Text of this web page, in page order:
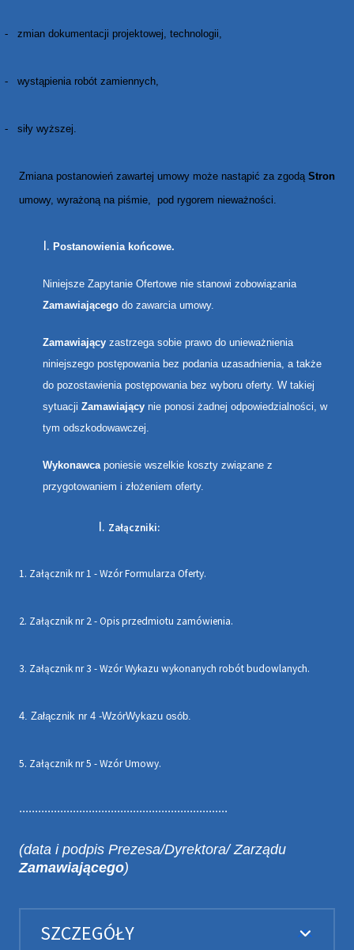
- zmian dokumentacji projektowej, technologii,
- wystąpienia robót zamiennych,
- siły wyższej.
Zmiana postanowień zawartej umowy może nastąpić za zgodą Stron
umowy, wyrażoną na piśmie, pod rygorem nieważności.
Postanowienia końcowe.
Niniejsze Zapytanie Ofertowe nie stanowi zobowiązania
Zamawiającego do zawarcia umowy.
Zamawiający zastrzega sobie prawo do unieważnienia
niniejszego postępowania bez podania uzasadnienia, a także
do pozostawienia postępowania bez wyboru oferty. W takiej
sytuacji Zamawiający nie ponosi żadnej odpowiedzialności, w
tym odszkodowawczej.
Wykonawcaponiesie wszelkie koszty związane z
przygotowaniem i złożeniem oferty.
Załączniki:
1. Załącznik nr 1 - Wzór Formularza Oferty.
2. Załącznik nr 2 - Opis przedmiotu zamówienia.
3. Załącznik nr 3 - Wzór Wykazu wykonanych robót budowlanych.
4. Załącznik nr 4 -WzórWykazu osób.
5. Załącznik nr 5 - Wzór Umowy.
..................................................................
(data i podpis Prezesa/Dyrektora/ Zarządu
Zamawiającego)
SZCZEGÓŁY